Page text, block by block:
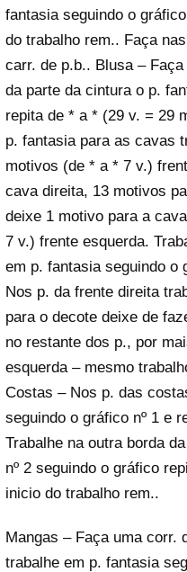
fantasia seguindo o
do trabalho rem.. Faça
carr. de p.b.. Blusa –
da parte da cintura o p.
repita de * a * (29 v. = 29
p. fantasia para as cavas
motivos (de * a * 7 v.)
cava direita, 13 motivos
deixe 1 motivo para a
7 v.) frente esquerda.
em p. fantasia seguindo o
Nos p. da frente direita
para o decote deixe de
no restante dos p., por
esquerda – mesmo
Costas – Nos p. das
seguindo o gráfico nº 1 e
Trabalhe na outra borda
nº 2 seguindo o gráfico
inicio do trabalho rem..
Mangas – Faça uma corr.
trabalhe em p. fantasia